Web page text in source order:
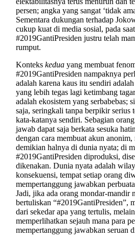
persen; angka yang sangat ‘tidak
Sementara dukungan terhadap
cukup kuat di media sosial, pada
#2019GantiPresiden justru telah
rumput.
Konteks kedua yang membuat
#2019GantiPresiden nampaknya
adalah karena kaus itu sendiri
yang lebih tegas lagi ketimbang
adalah ekosistem yang serbabebas;
saja, seringkali tanpa berpikir serius
kata-katanya sendiri. Sebagian
jawab dapat saja berkata sesuka
dengan cara membuat akun
demikian halnya di dunia nyata; di
#2019GantiPresiden diproduksi,
dikenakan. Dunia nyata adalah
konsekuensi, tempat setiap orang
mempertanggung jawabkan
Jadi, jika ada orang mondar-mandir
bertuliskan “#2019GantiPresiden”,
dari sekedar apa yang tertulis,
memperlihatkan sejauh mana para
mempertanggung jawabkan seruan